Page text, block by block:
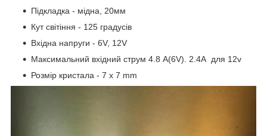
Підкладка - мідна, 20мм
Кут світіння - 125 градусів
Вхідна напруги - 6V, 12V
Максимальний вхідний струм 4.8 A(6V). 2.4А для 12v
Розмір кристала - 7 x 7 mm